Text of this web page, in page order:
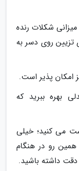
شکلات رنده
روی دسر به
امکان پذیر است.
بهره ببرید که
می کنید؛ خیلی
همین رو در هنگام
داشته باشید.